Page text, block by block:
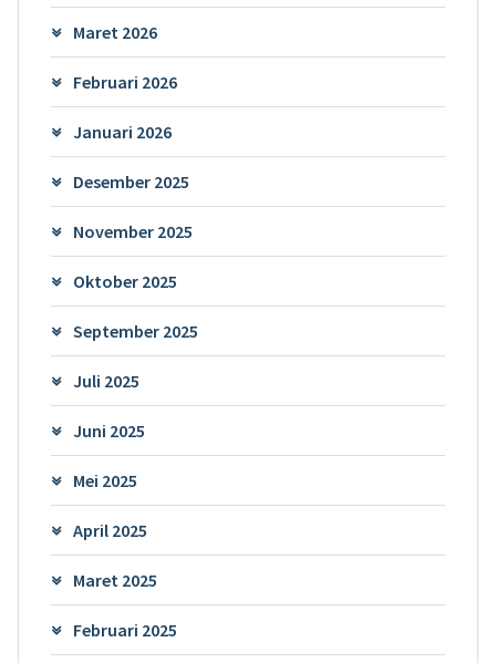
Maret 2026
Februari 2026
Januari 2026
Desember 2025
November 2025
Oktober 2025
September 2025
Juli 2025
Juni 2025
Mei 2025
April 2025
Maret 2025
Februari 2025